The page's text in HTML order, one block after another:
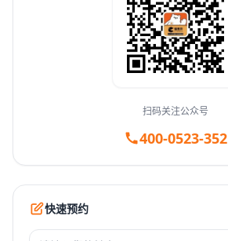
扫码关注公众号
400-0523-352
快速预约